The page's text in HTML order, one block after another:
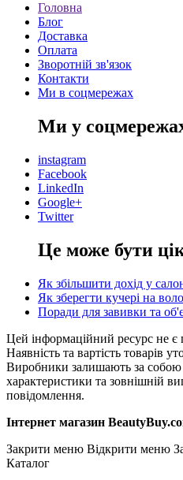
Головна
Блог
Доставка
Оплата
Зворотній зв'язок
Контакти
Ми в соцмережах
Ми у
instagram
Facebook
LinkedIn
Google+
Twitter
Це може бути
Як збільшити дохід у
Як зберегти кучері на
Поради для завивки та
Цей інформаційний ресурс не
Наявність та вартість товарів
Виробники залишають за собою
характеристики та зовнішній
повідомлення.
Інтернет магазин
Закрити меню Відкрити меню
Каталог